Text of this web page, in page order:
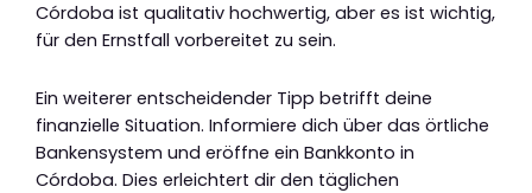
Córdoba ist qualitativ hochwertig, aber es ist wichtig,
für den Ernstfall vorbereitet zu sein.
Ein weiterer entscheidender Tipp betrifft deine
finanzielle Situation. Informiere dich über das örtliche
Bankensystem und eröffne ein Bankkonto in
Córdoba. Dies erleichtert dir den täglichen